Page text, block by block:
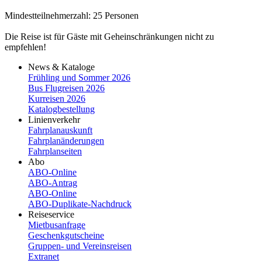
Mindestteilnehmerzahl: 25 Personen
Die Reise ist für Gäste mit Geheinschränkungen nicht zu
empfehlen!
News & Kataloge
Frühling und Sommer 2026
Bus Flugreisen 2026
Kurreisen 2026
Katalogbestellung
Linienverkehr
Fahrplanauskunft
Fahrplanänderungen
Fahrplanseiten
Abo
ABO-Online
ABO-​Antrag
ABO-​Online
ABO-​Duplikate-​Nachdruck
Reiseservice
Mietbusanfrage
Geschenkgutscheine
Gruppen- und Vereinsreisen
Extranet